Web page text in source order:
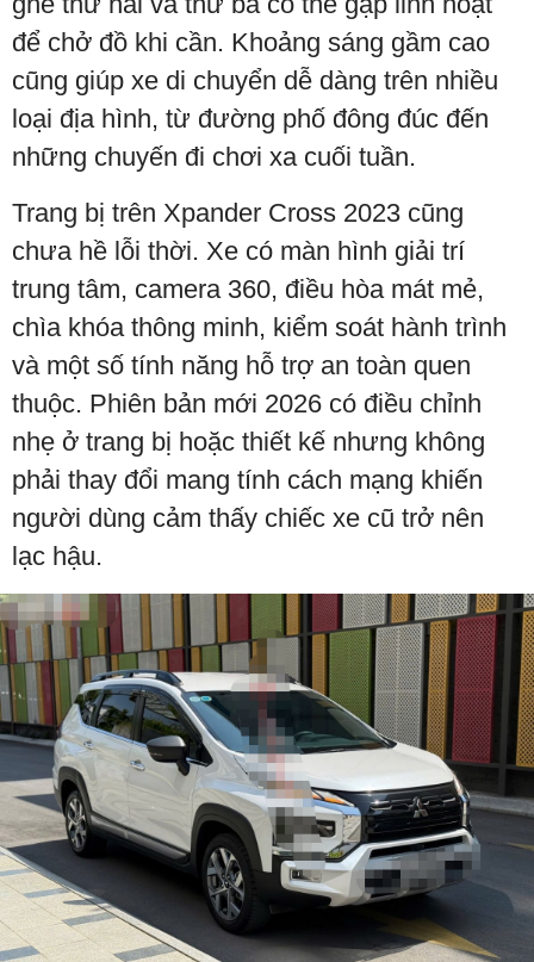
để chở đồ khi cần. Khoảng sáng gầm cao
cũng giúp xe di chuyển dễ dàng trên nhiều
loại địa hình, từ đường phố đông đúc đến
những chuyến đi chơi xa cuối tuần.
Trang bị trên Xpander Cross 2023 cũng
chưa hề lỗi thời. Xe có màn hình giải trí
trung tâm, camera 360, điều hòa mát mẻ,
chìa khóa thông minh, kiểm soát hành trình
và một số tính năng hỗ trợ an toàn quen
thuộc. Phiên bản mới 2026 có điều chỉnh
nhẹ ở trang bị hoặc thiết kế nhưng không
phải thay đổi mang tính cách mạng khiến
người dùng cảm thấy chiếc xe cũ trở nên
lạc hậu.